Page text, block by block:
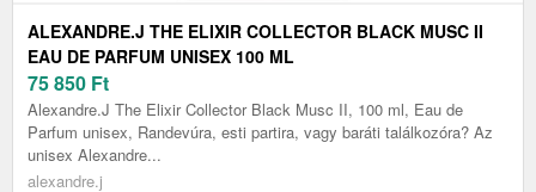
ALEXANDRE.J THE ELIXIR COLLECTOR BLACK MUSC II
EAU DE PARFUM UNISEX 100 ML
75 850 Ft
Alexandre.J The Elixir Collector Black Musc II, 100 ml, Eau de
Parfum unisex, Randevúra, esti partira, vagy baráti találkozóra? Az
unisex Alexandre...
alexandre.j